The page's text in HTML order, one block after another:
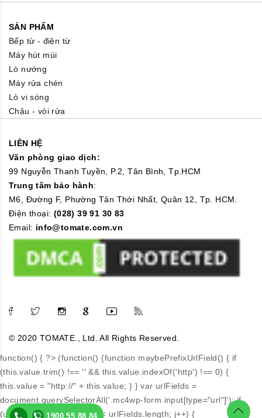
1900 55 88 84
1900 55 88 84
SẢN PHẨM
Bếp từ - điện từ
Máy hút mùi
Lò nướng
Máy rửa chén
Lò vi sóng
Chậu - vòi rửa
LIÊN HỆ
Văn phòng giao dịch:
99 Nguyễn Thanh Tuyền, P.2, Tân Bình, Tp.HCM
Trung tâm bảo hành:
M6, Đường F, Phường Tân Thới Nhất, Quân 12, Tp. HCM.
Điện thoại: (028) 39 91 30 83
Email: info@tomate.com.vn
© 2020 TOMATE., Ltd. All Rights Reserved.
function() { ?> (function() {function maybePrefixUrlField() { if
(this.value.trim() !== '' && this.value.indexOf('http') !== 0) {
this.value = "http://" + this.value; } } var urlFields =
document.querySelectorAll('.mc4wp-form input[type="url"]'); if
(urlFields) { for (var j=0; j < urlFields.length; j++) {